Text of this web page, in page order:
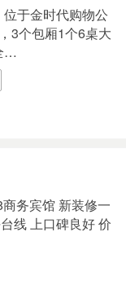
于金时代购物公
3个包厢1个6桌大
…
务宾馆 新装修一
线 上口碑良好 价